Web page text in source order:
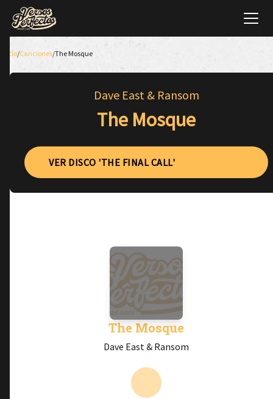
Inicio/Canciones/The Mosque
Dave East & Ransom
The Mosque
VER DISCO 'THE FINAL CALL'
The Mosque
Dave East & Ransom